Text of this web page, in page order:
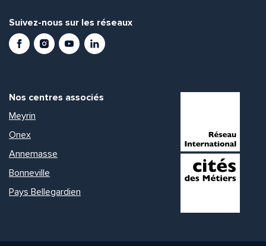
Suivez-nous sur les réseaux
FacebookInstagramYoutubeLinkedIn
Nos centres associés
Meyrin
Onex
Annemasse
Bonneville
Pays Bellegardien